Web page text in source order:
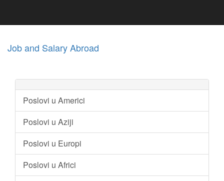
Job and Salary Abroad
Poslovi u Americi
Poslovi u Aziji
Poslovi u Europi
Poslovi u Africi